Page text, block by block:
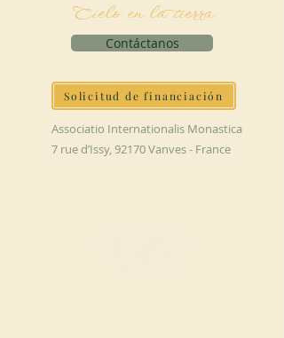
Cielo en la tierra
Contáctanos
Solicitud de financiación
Associatio Internationalis Monastica
7 rue d’Issy, 92170 Vanves - France